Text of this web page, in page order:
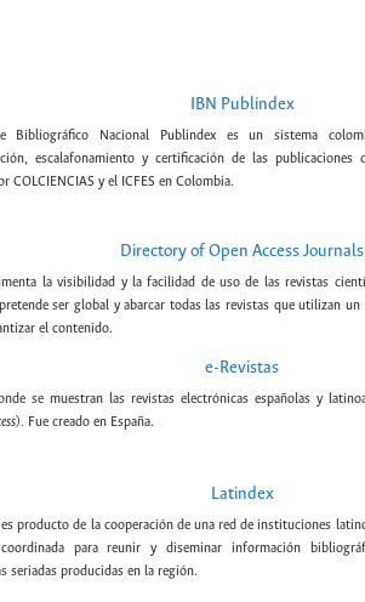
IBN Publindex
Bibliográfico Nacional Publindex es un sistema
escalafonamiento y certificación de las publicaciones
COLCIENCIAS y el ICFES en Colombia.
Directory of Open Access Journals
la visibilidad y la facilidad de uso de las revistas
ser global y abarcar todas las revistas que utilizan
el contenido.
e-Revistas
se muestran las revistas electrónicas españolas y
). Fue creado en España.
Latindex
es producto de la cooperación de una red de instituciones
para reunir y diseminar información
seriadas producidas en la región.